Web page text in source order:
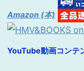
Amazon (本)
YouTube動画コンテ